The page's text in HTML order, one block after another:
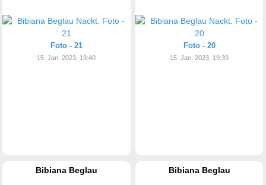
Foto - 21
15. Jan. 2023, 19:40
Foto - 20
15. Jan. 2023, 19:39
Bibiana Beglau Bibiana Beglau